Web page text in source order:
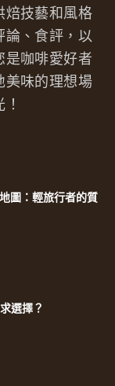
焙技藝和風格
論、食評，以
是咖啡愛好者
美味的理想場
圖：輕旅行者的質
選擇？